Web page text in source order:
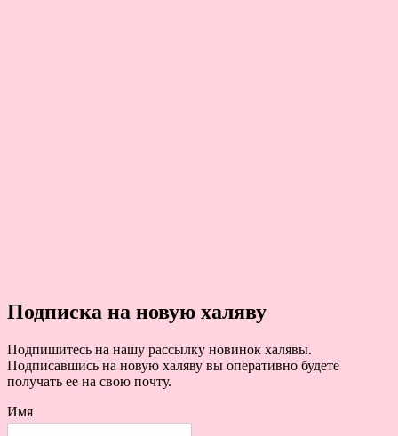
Подписка на новую халяву
Подпишитесь на нашу рассылку новинок халявы.
Подписавшись на новую халяву вы оперативно будете
получать ее на свою почту.
Имя